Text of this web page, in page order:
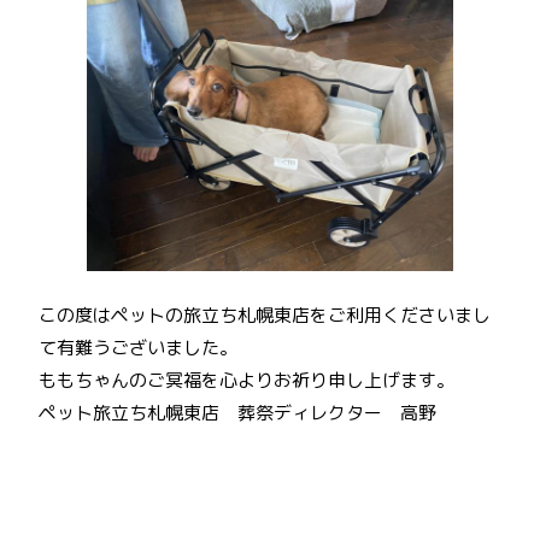
この度はペットの旅立ち札幌東店をご利用くださいまし
て有難うございました。
ももちゃんのご冥福を心よりお祈り申し上げます。
ペット旅立ち札幌東店 葬祭ディレクター 高野